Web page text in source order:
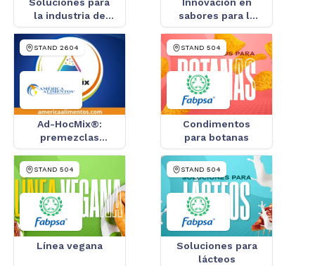
la industria de
panificación y
molinería
sabores para la
industria
STAND 2604
Ad-HocMix®:
premezclas
funcionales
STAND 504
Condimentos
para botanas
STAND 504
Línea vegana
STAND 504
Soluciones para
lácteos